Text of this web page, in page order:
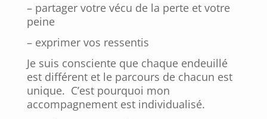
– partager votre vécu de la perte et votre
peine
– exprimer vos ressentis
Je suis consciente que chaque endeuillé
est différent et le parcours de chacun est
unique. C’est pourquoi mon
accompagnement est individualisé.